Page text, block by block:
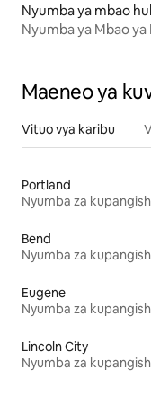
Nyumba ya mbao
Nyumba ya Mbao
Maeneo ya
Vituo vya karibu
Portland
Bend
Eugene
Lincoln City